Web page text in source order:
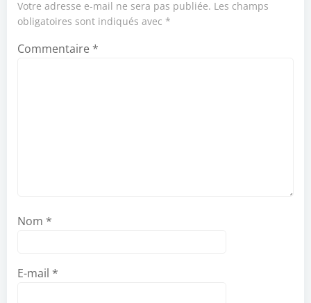
Votre adresse e-mail ne sera pas publiée. Les champs
obligatoires sont indiqués avec *
Commentaire *
Nom *
E-mail *